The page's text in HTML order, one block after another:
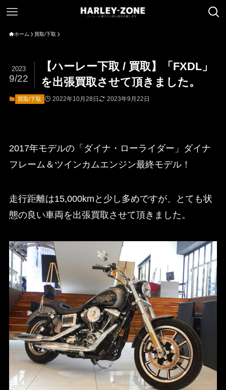
ホーム 買取/下取
【ハーレー下取 / 買取】「FXDL」
を出張買取させて頂きました。
2023
9/22
買取/下取 2022年10月28日 2023年9月22日
2017年モデルの「ダイナ・ローライダー」ダイナ
フレーム＆ツインカムエンジン最終モデル！
走行距離は15,000kmと少し多めですが、とても状
態の良い車両を出張買取させて頂きました。